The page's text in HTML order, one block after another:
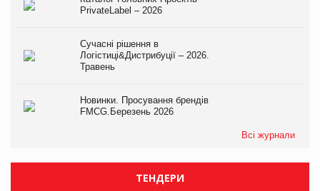
PrivateLabel – 2026
Сучасні рішення в
Логістиці&Дистрибуції – 2026.
Травень
Новинки. Просування брендів
FMCG.Березень 2026
Всі журнали
ТЕНДЕРИ